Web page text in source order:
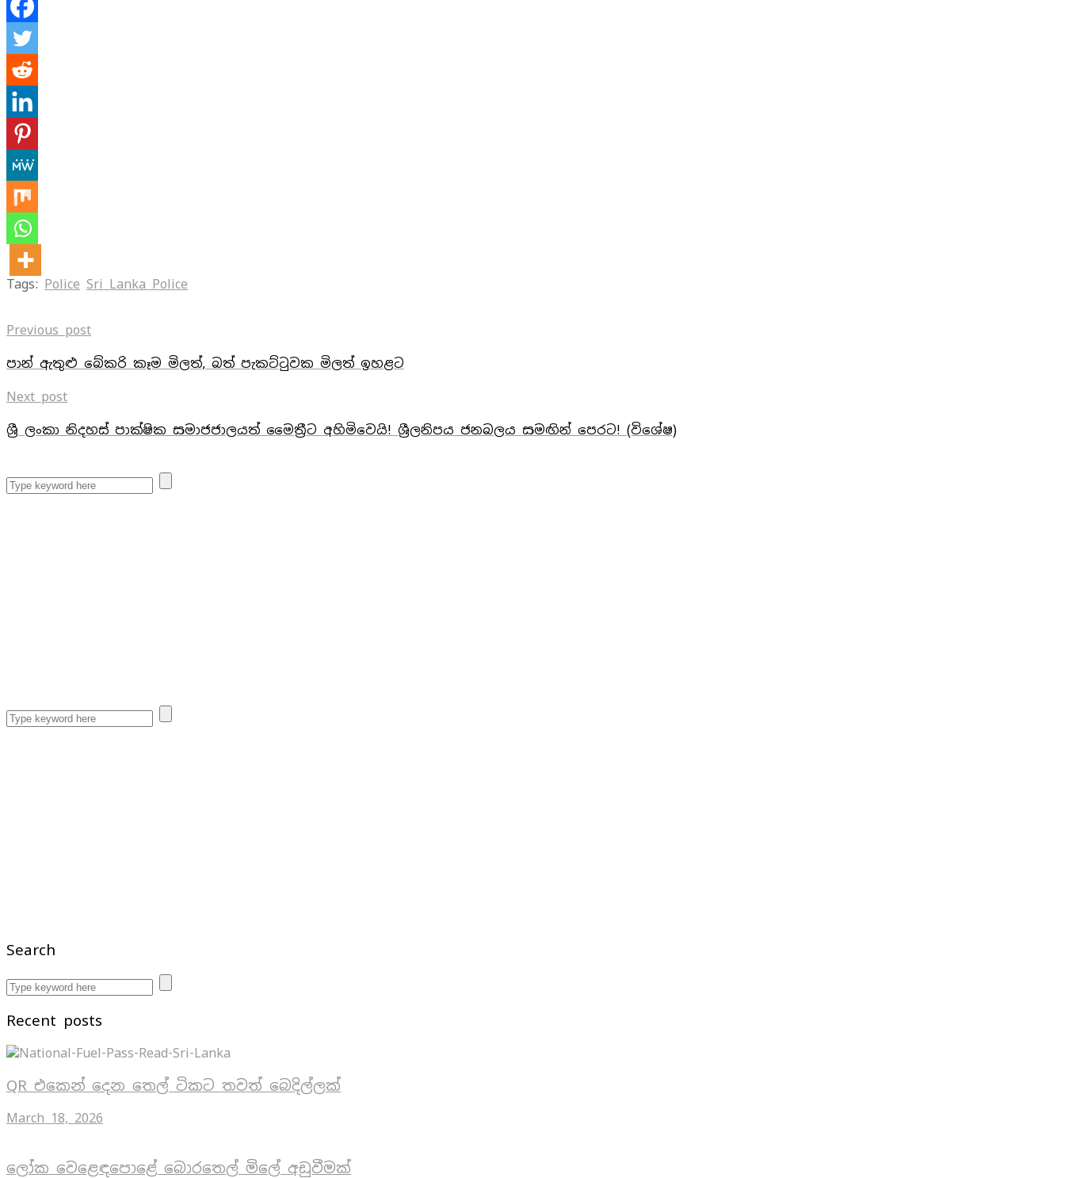
Tags: Police Sri Lanka Police
Previous post
පාන් ඇතුළු බේකරි කෑම මිලත්, බත් පැකට්ටුවක මිලත් ඉහළට
Next post
ශ්‍රී ලංකා නිදහස් පාක්ෂික සමාජජාලයත් මෛත්‍රීට අහිමිවෙයි! ශ්‍රීලනිපය ජනබලය සමඟින් පෙරට! (විශේෂ)
Search
Recent posts
QR එකෙන් දෙන තෙල් ටිකට තවත් බෙදිල්ලක්
March 18, 2026
ලෝක වෙළෙඳපොළේ බොරතෙල් මිලේ අඩුවීමක්